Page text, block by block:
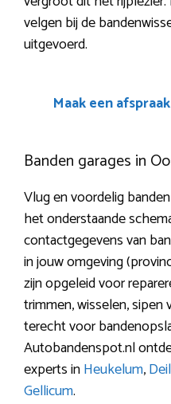
velgen bij de
uitgevoerd.
Maak een
Banden garages in
Vlug en voordelig
het onderstaande
contactgegevens van
in jouw omgeving
zijn opgeleid voor
trimmen, wisselen, sipen
terecht voor
Autobandenspot.nl
experts inHeukelum,Deil
Gellicum.